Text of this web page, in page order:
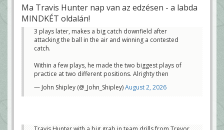
Ma Travis Hunter nap van az edzésen - a labda
MINDKÉT oldalán!
3 plays later, makes a big catch downfield after
attacking the ball in the air and winning a contested
catch.
Within a few plays, he made the two biggest plays of
practice at two different positions. Alrighty then
— John Shipley (@_John_Shipley)August 2, 2026